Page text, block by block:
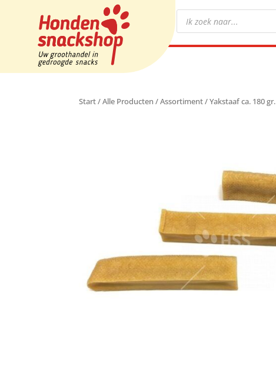
Start/Alle Producten /Assortiment/ Yakstaaf ca. 180 gr.